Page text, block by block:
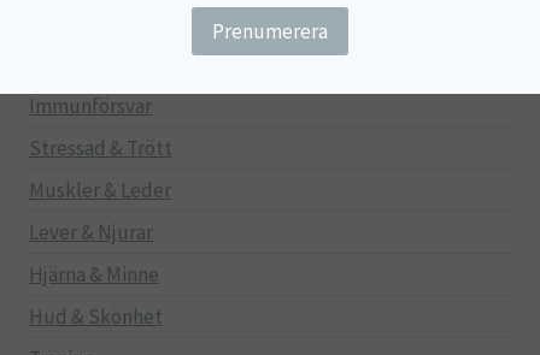
Immunförsvar
Stressad & Trött
Muskler & Leder
Lever & Njurar
Hjärna & Minne
Hud & Skönhet